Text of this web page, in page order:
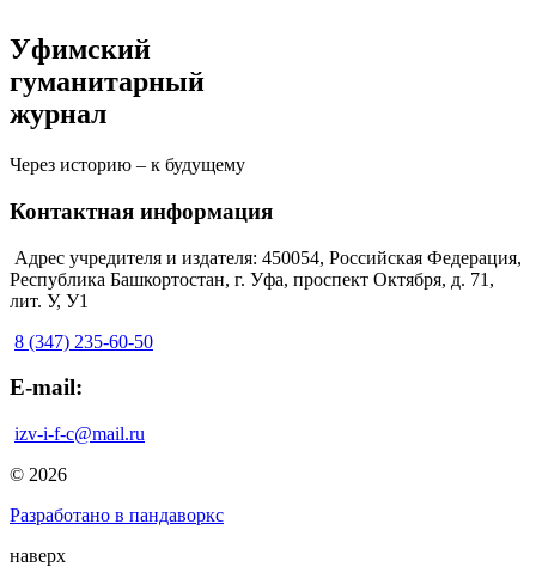
Уфимский
гуманитарный
журнал
Через историю – к будущему
Контактная информация
Адрес учредителя и издателя: 450054, Российская Федерация,
Республика Башкортостан, г. Уфа, проспект Октября, д. 71,
лит. У, У1
8 (347) 235-60-50
E-mail:
izv-i-f-c@mail.ru
© 2026
Разработано в пандаворкс
наверх